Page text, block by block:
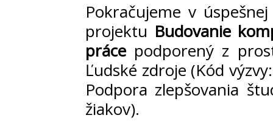
Pokračujeme v
projektu Budovanie
práce podporený z
Ľudské zdroje (Kód
Podpora zlepšovania
žiakov).